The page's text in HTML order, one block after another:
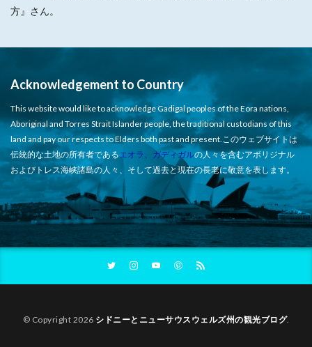
方』さん。
Acknowledgement to Country
This website would like to acknowledge Gadigal peoples of the Eora nations,
Aboriginal and Torres Strait Islander people, the traditional custodians of this
land and pay our respects to Elders both past and present.このウェブサイトは
伝統的な土地の所有者である エオラ、ガディガルの人々を含むアボリジナル
およびトレス海峡諸島の人々、そして過去と現在の長老に敬意を表します。
© Copyright 2026 シドニーとニューサウスウェルズ州の観光ブログ.